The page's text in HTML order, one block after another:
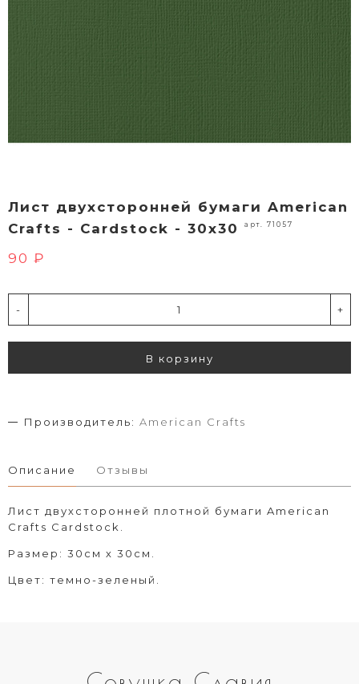
Лист двухсторонней бумаги American
Crafts - Cardstock - 30х30
арт. 71057
90 ₽
- +
В корзину
Производитель: American Crafts
Описание Отзывы
Лист двухсторонней плотной бумаги American
Crafts Cardstock.
Размер: 30см х 30см.
Цвет: темно-зеленый.